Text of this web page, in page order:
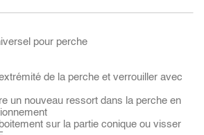
pour perche
de la perche et verrouiller avec
un nouveau ressort dans la perche en
sur la partie conique ou visser